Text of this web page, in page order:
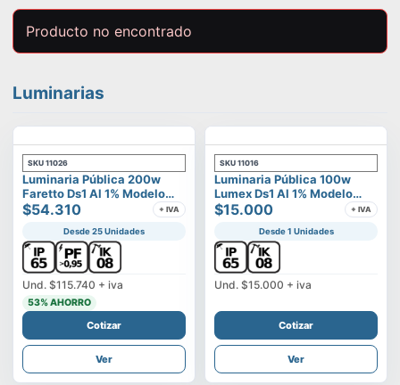
Producto no encontrado
Luminarias
SKU 11026
Luminaria Pública 200w
Faretto Ds1 Al 1% Modelo
Calisto
$54.310 + IVA
Desde 25 Unidades
Und. $115.740 + iva
53% AHORRO
Cotizar
Ver
SKU 11016
Luminaria Pública 100w
Lumex Ds1 Al 1% Modelo
Vega
$15.000 + IVA
Desde 1 Unidades
Und. $15.000 + iva
Cotizar
Ver